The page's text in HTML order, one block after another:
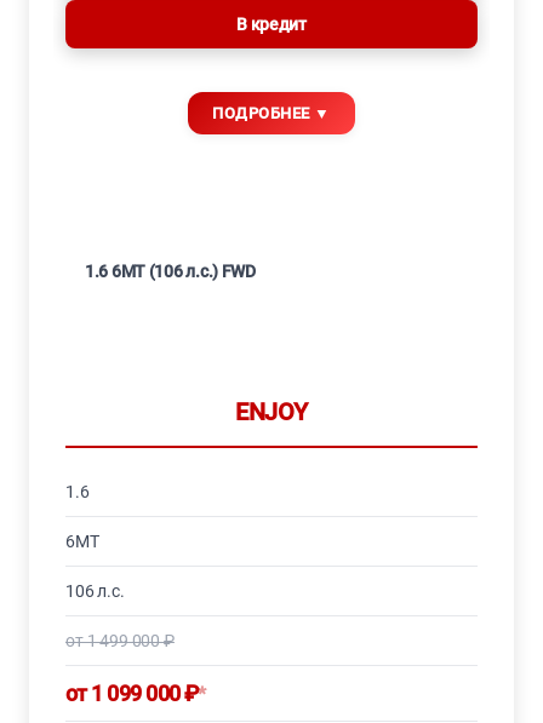
В кредит
1.6 6MT (106 л.с.) FWD
ENJOY
1.6
6MT
106 л.с.
от 1 499 000 ₽
от 1 099 000 ₽*